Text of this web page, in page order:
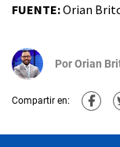
FUENTE:Orian
PorOrian
Compartir en: